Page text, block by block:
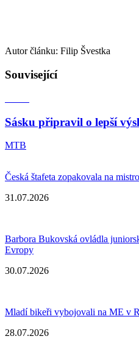
Autor článku: Filip Švestka
Související
Sásku připravil o lepší
MTB
Česká štafeta zopakovala na
31.07.2026
Barbora Bukovská ovládla
Evropy
30.07.2026
Mladí bikeři vybojovali na ME v
28.07.2026